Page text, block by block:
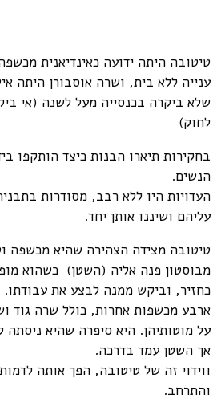
טיטובה היתה ידועה כאינדיאנית
ענייה ללא בית, ושרה אוסבורן היתה
שלא ביקרה בכנסייה מעל לשנה (אי
לחוק)
בחקירות תיארו הבנות כיצד הותקפו
הנשים.
העדויות היו ללא רבב, מסודרות
עליהם ושיננו אותן יחד.
טיטובה מצידה הצהירה שהיא מכשפה
מבוסטון פנה אליה (השטן) כשהוא
כחזיר, וביקש ממנה לבצע את
ארבע מכשפות אחרות, כולל שרה גוד
על מוטותיהן. היא סיפרה שהיא ניסתה
אך השטן עמד בדרכה.
ווידוי זה של טיטובה, הפך אותה
והתרחב.